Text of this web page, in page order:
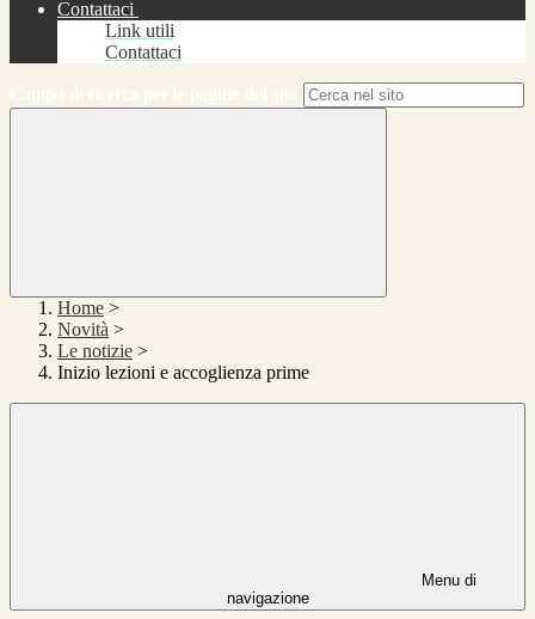
Contattaci
Link utili
Contattaci
Home >
Novità >
Le notizie >
Inizio lezioni e accoglienza prime
Menu di
navigazione